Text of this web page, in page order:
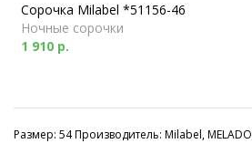
Сорочка Milabel *51156-46
Ночные сорочки
1 910 р.
Размер: 54 Производитель: Milabel, MELADO